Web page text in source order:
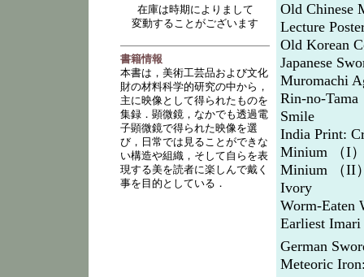
在庫は時期によりまして
変動することがございます
書籍情報
本書は，美術工芸品および文化
財の材料科学的研究の中から，
主に映像として得られたものを
集録．顕微鏡，なかでも透過電
子顕微鏡で得られた映像を選
び，日常では見ることができな
い構造や組織，そして自らを表
現する美を読者に楽しんで戴く
事を目的としている．
Old Chinese
Lecture
Old Korean
Japanese
Muromachi
Rin-no-Tama
Smile
India Print:
Minium （I
Minium （II
Ivory
Worm-Eaten
Earliest Imari
German
Meteoric